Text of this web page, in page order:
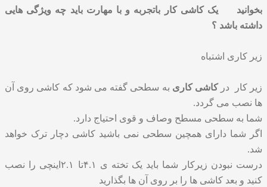
بخوانید
یک کاشی کار باتجربه و با مهارت باید چه ویژگی هایی
داشته باشد ؟
زیر کاری اشتباه
زیر کار درکاشی کاری به سطحی گفته می شود که کاشی روی آن
ها نصب می گردد.
شما به سطحی مسطح وصاف و قوی احتیاج دارد.
اگر شما دارای همچین سطحی نمی باشید کاشی دچار ترک خواهد
شد.
درست نبودن زیرکار شما باید یک تخته ی ۴.۱تا ۲.۱اینچی را نصب
کنید و بعد کاشی ها را بر روی آن ها بگذارید